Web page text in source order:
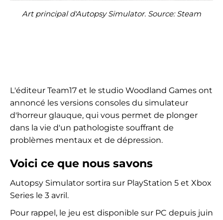
Art principal d'Autopsy Simulator. Source: Steam
L'éditeur Team17 et le studio Woodland Games ont
annoncé les versions consoles du simulateur
d'horreur glauque, qui vous permet de plonger
dans la vie d'un pathologiste souffrant de
problèmes mentaux et de dépression.
Voici ce que nous savons
Autopsy Simulator sortira sur PlayStation 5 et Xbox
Series le 3 avril.
Pour rappel, le jeu est disponible sur PC depuis juin